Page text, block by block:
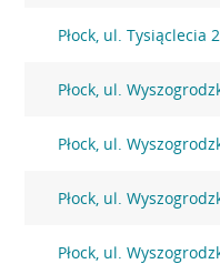
Płock, ul. Tysiąclecia 2
Płock, ul.
Płock, ul.
Płock, ul.
Płock, ul.